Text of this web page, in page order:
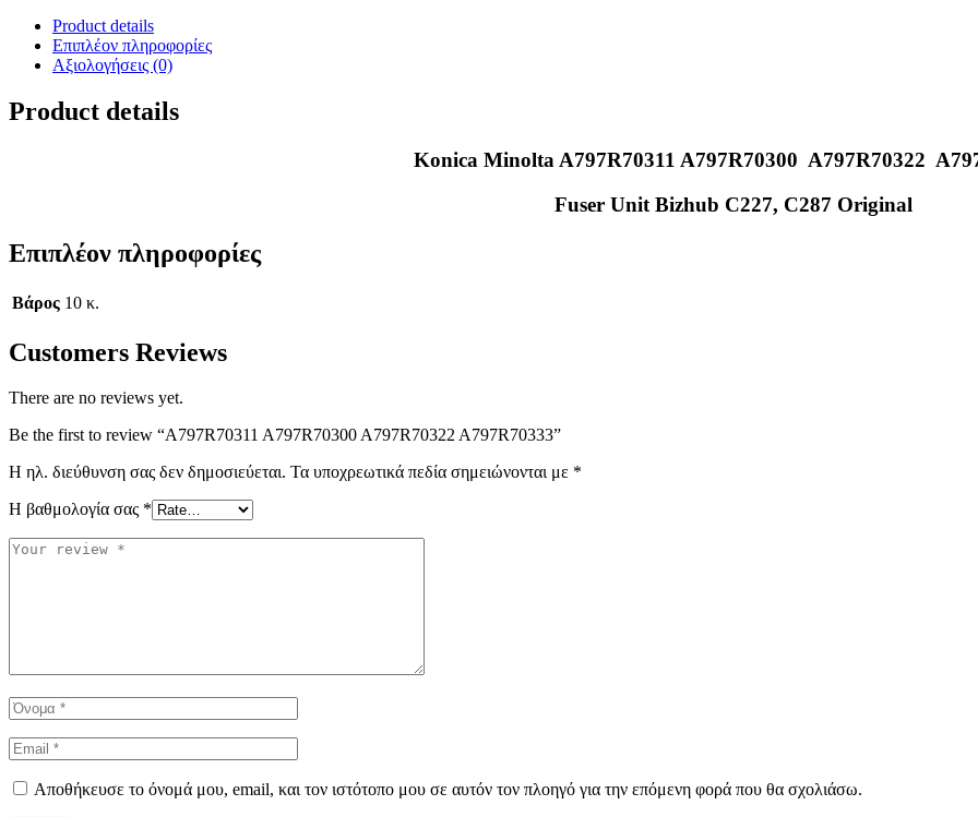
Product details
Επιπλέον πληροφορίες
Αξιολογήσεις (0)
Product details
Konica Minolta A797R70311 A797R70300 A797R70322
Fuser Unit Bizhub C227, C287 Original
Επιπλέον πληροφορίες
Βάρος 10 κ.
Customers Reviews
There are no reviews yet.
Be the first to review “A797R70311 A797R70300 A797R70322 A797R70333”
Η ηλ. διεύθυνση σας δεν δημοσιεύεται. Τα υποχρεωτικά πεδία σημειώνονται με *
Η βαθμολογία σας *
Αποθήκευσε το όνομά μου, email, και τον ιστότοπο μου σε αυτόν τον πλοηγό για την επόμενη φορά που θα σχολιάσω.